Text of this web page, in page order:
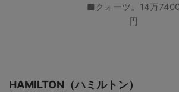
■クォーツ。14万
円
HAMILTON（ハミルトン）